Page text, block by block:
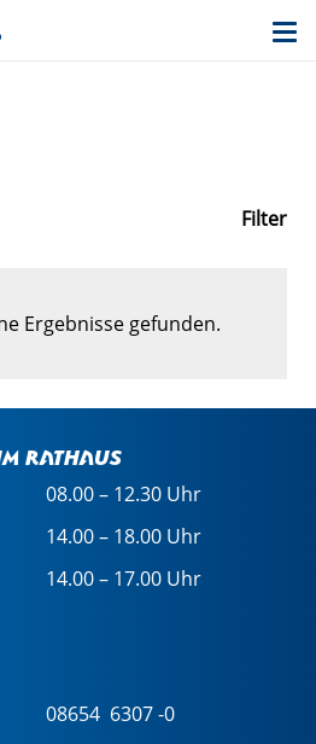
Filter
Ergebnisse gefunden.
Rathaus
08.00 – 12.30 Uhr
14.00 – 18.00 Uhr
14.00 – 17.00 Uhr
08654 6307 -0